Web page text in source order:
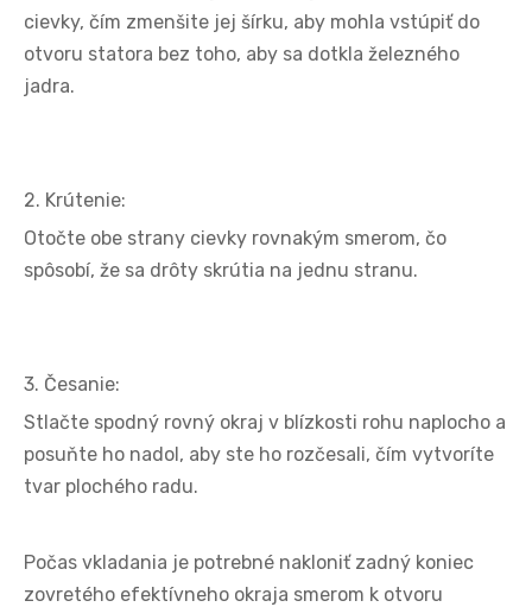
cievky, čím zmenšite jej šírku, aby mohla vstúpiť do
otvoru statora bez toho, aby sa dotkla železného
jadra.
2. Krútenie:
Otočte obe strany cievky rovnakým smerom, čo
spôsobí, že sa drôty skrútia na jednu stranu.
3. Česanie:
Stlačte spodný rovný okraj v blízkosti rohu naplocho a
posuňte ho nadol, aby ste ho rozčesali, čím vytvoríte
tvar plochého radu.
Počas vkladania je potrebné nakloniť zadný koniec
zovretého efektívneho okraja smerom k otvoru